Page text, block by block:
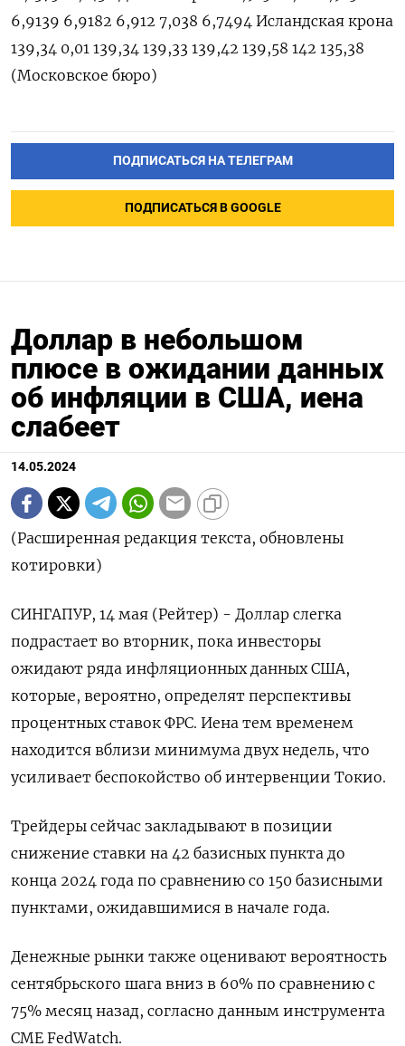
ПОДПИСАТЬСЯ НА ТЕЛЕГРАМ
ПОДПИСАТЬСЯ В GOOGLE
Доллар в небольшом
плюсе в ожидании данных
об инфляции в США, иена
слабеет
14.05.2024
(Расширенная редакция текста, обновлены
котировки)
СИНГАПУР, 14 мая (Рейтер) - Доллар слегка
подрастает во вторник, пока инвесторы
ожидают ряда инфляционных данных США,
которые, вероятно, определят перспективы
процентных ставок ФРС. Иена тем временем
находится вблизи минимума двух недель, что
усиливает беспокойство об интервенции Токио.
Трейдеры сейчас закладывают в позиции
снижение ставки на 42 базисных пункта до
конца 2024 года по сравнению со 150 базисными
пунктами, ожидавшимися в начале года.
Денежные рынки также оценивают вероятность
сентябрьского шага вниз в 60% по сравнению с
75% месяц назад, согласно данным инструмента
CME FedWatch.